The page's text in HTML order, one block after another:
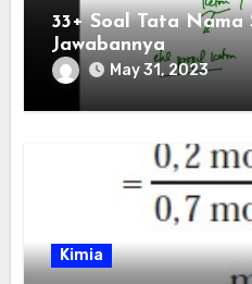
33+ Soal Tata Nama
Jawabannya
May 31, 2023
Kimia